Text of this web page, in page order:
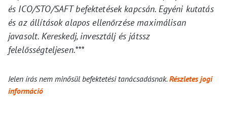
és ICO/STO/SAFT befektetések kapcsán. Egyéni kutatás
és az állítások alapos ellenőrzése maximálisan
javasolt. Kereskedj, invesztálj és játssz
felelősségteljesen.***
Jelen írás nem minősül befektetési tanácsadásnak.Részletes jogi
információ